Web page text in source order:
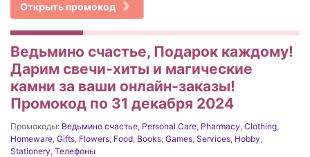
Открыть промокод
Ведьмино счастье, Подарок каждому!
Дарим свечи-хиты и магические
камни за ваши онлайн-заказы!
Промокод по 31 декабря 2024
Промокоды: Ведьмино счастье, Personal Care, Pharmacy, Clothing,
Homeware, Gifts, Flowers, Food, Books, Games, Services, Hobby,
Stationery, Телефоны